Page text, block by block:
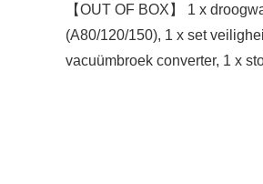
【OUT OF BOX】 1 x
(A80/120/150), 1 x set
vacuümbroek converter, 1 x